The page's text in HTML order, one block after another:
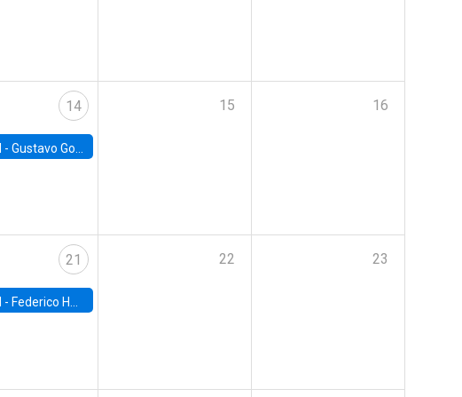
14
- Gustavo González - Banco Central de Chile
15 16
21
- Federico Huneeus - Banco Central de Chile
22 23